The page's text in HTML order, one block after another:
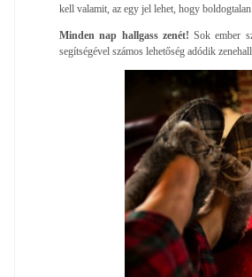
kell valamit, az egy jel lehet, hogy
Minden nap hallgass zenét!Sok ember
segítségével számos lehetőség adódik